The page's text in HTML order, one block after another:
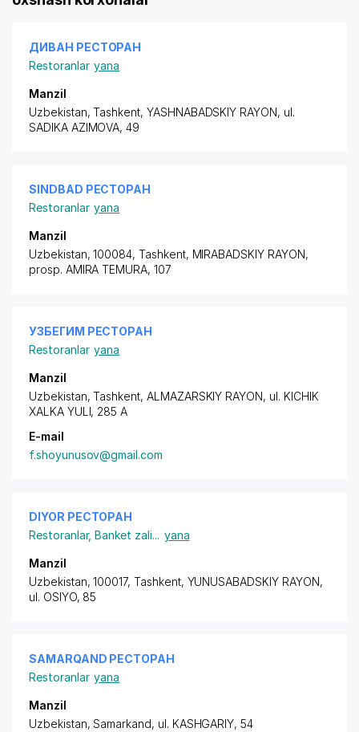
ДИВАН РЕСТОРАН
Restoranlar yana
Manzil
Uzbekistan, Tashkent, YASHNABADSKIY RAYON, ul.
SADIKA AZIMOVA, 49
SINDBAD РЕСТОРАН
Restoranlar yana
Manzil
Uzbekistan, 100084, Tashkent, MIRABADSKIY RAYON,
prosp. AMIRA TEMURA, 107
УЗБЕГИМ РЕСТОРАН
Restoranlar yana
Manzil
Uzbekistan, Tashkent, ALMAZARSKIY RAYON, ul. KICHIK
XALKA YULI, 285 A
E-mail
f.shoyunusov@gmail.com
DIYOR РЕСТОРАН
Restoranlar,Banket zali... yana
Manzil
Uzbekistan, 100017, Tashkent, YUNUSABADSKIY RAYON,
ul. OSIYO, 85
SAMARQAND РЕСТОРАН
Restoranlar yana
Manzil
Uzbekistan, Samarkand, ul. KASHGARIY, 54